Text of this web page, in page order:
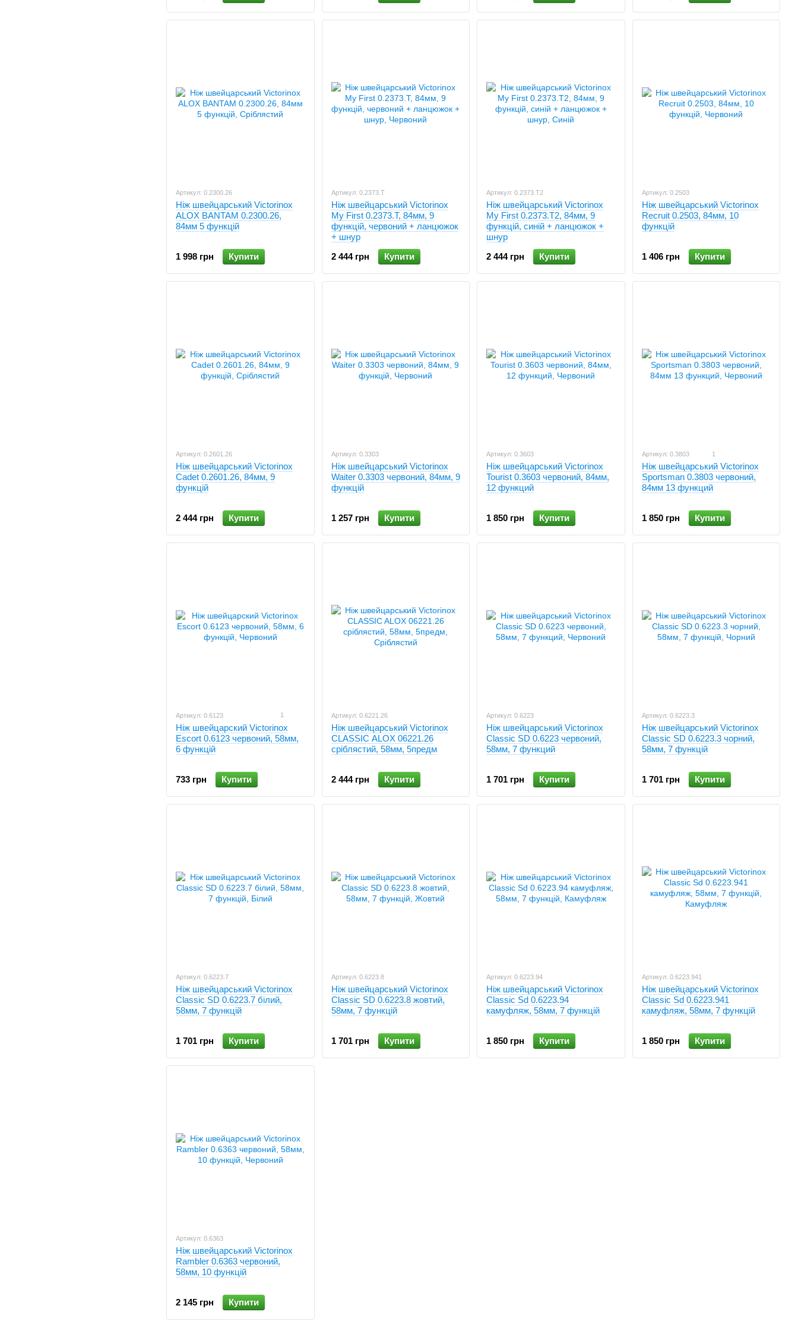
виготовлені прокатним або кованим методом. Їх відмінною рисою стало зображення орла з розправленими
Також в число продукції увійшли годинники. Починаючи з 1989 року Victorinox виробляє точні армійські годинники
в Америці і Швейцарії.
Артикул: 0.2300.26
Ніж швейцарський Victorinox
ALOX BANTAM 0.2300.26,
84мм 5 функцій
1 998 грн Купити
Артикул: 0.2373.T
Ніж швейцарський Victorinox
My First 0.2373.T, 84мм, 9
функцій, червоний + ланцюжок
+ шнур
2 444 грн
Купити
Артикул: 0.2373.T2
Ніж швейцарський Victorinox
My First 0.2373.T2, 84мм, 9
функцій, синій + ланцюжок +
шнур
2 444 грн
Купити
Артикул: 0.2503
Ніж швейцарський Victorinox
Recruit 0.2503, 84мм, 10
функцій
1 406 грн Купити
Артикул: 0.2601.26
Ніж швейцарський Victorinox
Cadet 0.2601.26, 84мм, 9
функцій
2 444 грн Купити
Артикул: 0.3303
Ніж швейцарський Victorinox
Waiter 0.3303 червоний, 84мм, 9
функцій
1 257 грн Купити
Артикул: 0.3603
Ніж швейцарський Victorinox
Tourist 0.3603 червоний, 84мм,
12 функций
1 850 грн Купити
Артикул: 0.3803 1
Ніж швейцарський Victorinox
Sportsman 0.3803 червоний,
84мм 13 функций
1 850 грн Купити
Артикул: 0.6123 1
Ніж швейцарский Victorinox
Escort 0.6123 червоний, 58мм,
6 функцій
733 грн Купити
Артикул: 0.6221.26
Ніж швейцарський Victorinox
CLASSIC ALOX 06221.26
сріблястий, 58мм, 5предм
2 444 грн Купити
Артикул: 0.6223
Ніж швейцарський Victorinox
Classic SD 0.6223 червоний,
58мм, 7 функций
1 701 грн Купити
Артикул: 0.6223.3
Ніж швейцарський Victorinox
Classic SD 0.6223.3 чорний,
58мм, 7 функцій
1 701 грн Купити
Артикул: 0.6223.7
Ніж швейцарський Victorinox
Classic SD 0.6223.7 білий,
58мм, 7 функцій
1 701 грн Купити
Артикул: 0.6223.8
Ніж швейцарський Victorinox
Classic SD 0.6223.8 жовтий,
58мм, 7 функцій
1 701 грн Купити
Артикул: 0.6223.94
Ніж швейцарський Victorinox
Classic Sd 0.6223.94
камуфляж, 58мм, 7 функцій
1 850 грн Купити
Артикул: 0.6223.941
Ніж швейцарський Victorinox
Classic Sd 0.6223.941
камуфляж, 58мм, 7 функцій
1 850 грн Купити
Артикул: 0.6363
Ніж швейцарський Victorinox
Rambler 0.6363 червоний,
58мм, 10 функцій
2 145 грн Купити